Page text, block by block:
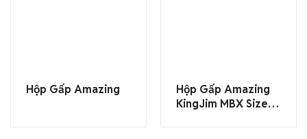
Hộp Gấp Amazing
Hộp Gấp Amazing
KingJim MBX Size